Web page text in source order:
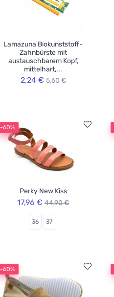
Lamazuna Biokunststoff-
Zahnbürste mit
austauschbarem Kopf,
mittelhart,...
2,24 € 5,60 €
-60%
Perky New Kiss
17,96 € 44,90 €
36 37
-60%